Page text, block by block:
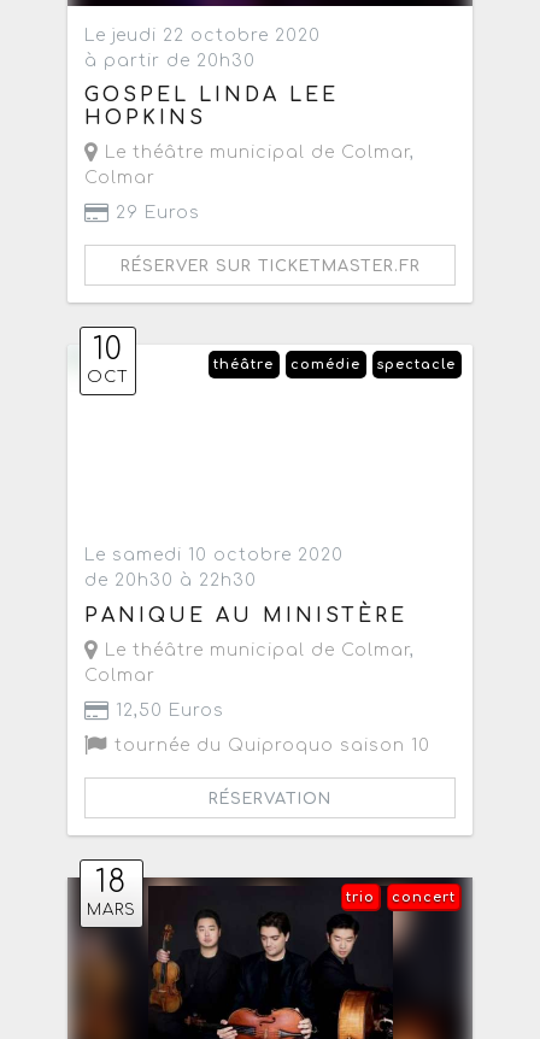
Le jeudi 22 octobre 2020
à partir de 20h30
GOSPEL LINDA LEE
HOPKINS
Le théâtre municipal de Colmar,
Colmar
29 Euros
RÉSERVER SUR TICKETMASTER.FR
10
OCT
spectacle
comédie
théâtre
Le samedi 10 octobre 2020
de 20h30 à 22h30
PANIQUE AU MINISTÈRE
Le théâtre municipal de Colmar,
Colmar
12,50 Euros
tournée du Quiproquo saison 10
RÉSERVATION
18
MARS
concert
trio